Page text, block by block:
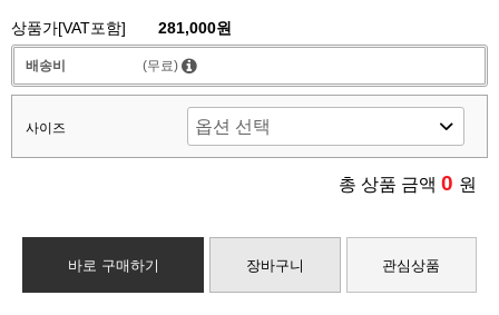
상품가[VAT포함] 281,000원
배송비 (무료)
사이즈
총 상품 금액 0 원
바로 구매하기 장바구니 관심상품